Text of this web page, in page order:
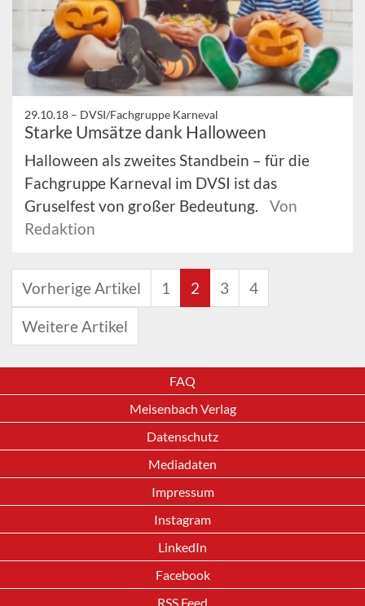
29.10.18 – DVSI/Fachgruppe Karneval
Starke Umsätze dank Halloween
Halloween als zweites Standbein – für die
Fachgruppe Karneval im DVSI ist das
Gruselfest von großer Bedeutung.
Von
Redaktion
Vorherige Artikel 1 2 3 4
Weitere Artikel
FAQ
Meisenbach Verlag
Datenschutz
Mediadaten
Impressum
Instagram
LinkedIn
Facebook
RSS Feed